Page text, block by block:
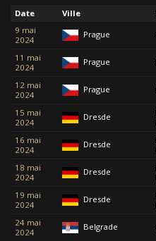
Date Ville
9 mai
2024
Prague
11 mai
2024
Prague
12 mai
2024
Prague
15 mai
2024
Dresde
16 mai
2024
Dresde
18 mai
2024
Dresde
19 mai
2024
Dresde
24 mai
2024
Belgrade